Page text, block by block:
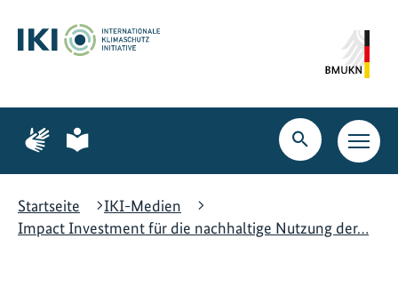
Hauptinhalt
springen
Suche
springen
Hauptnavigation
springen
Zur
Seite
Gebärdensprache
Zur
Seite
leichte
Suche
öffnen
Startseite
IKI-Medien
Impact Investment für die nachhaltige Nutzung der…